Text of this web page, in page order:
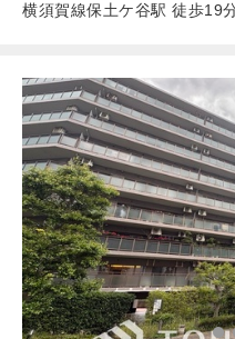
横須賀線保土ケ谷駅 徒歩19